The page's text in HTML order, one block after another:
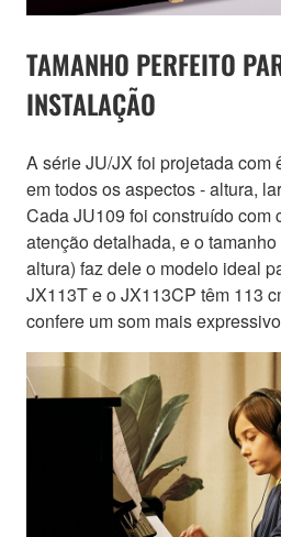
TAMANHO PERFEITO
INSTALAÇÃO
A série JU/JX foi projetada com
em todos os aspectos - altura,
Cada JU109 foi construído com
atenção detalhada, e o
altura) faz dele o modelo ideal
JX113T e o JX113CP têm 113
confere um som mais